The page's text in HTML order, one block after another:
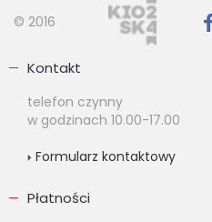
© 2016
Kontakt
telefon czynny
w godzinach 10.00-17.00
Formularz kontaktowy
Płatności